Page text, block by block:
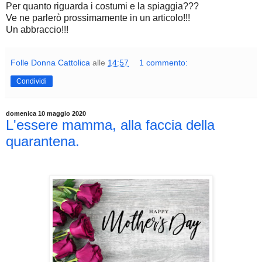
Per quanto riguarda i costumi e la spiaggia???
Ve ne parlerò prossimamente in un articolo!!!
Un abbraccio!!!
Folle Donna Cattolica alle 14:57 1 commento:
Condividi
domenica 10 maggio 2020
L'essere mamma, alla faccia della
quarantena.